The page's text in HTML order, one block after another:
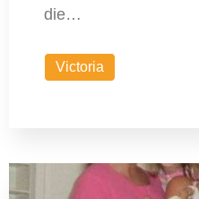
die…
Victoria